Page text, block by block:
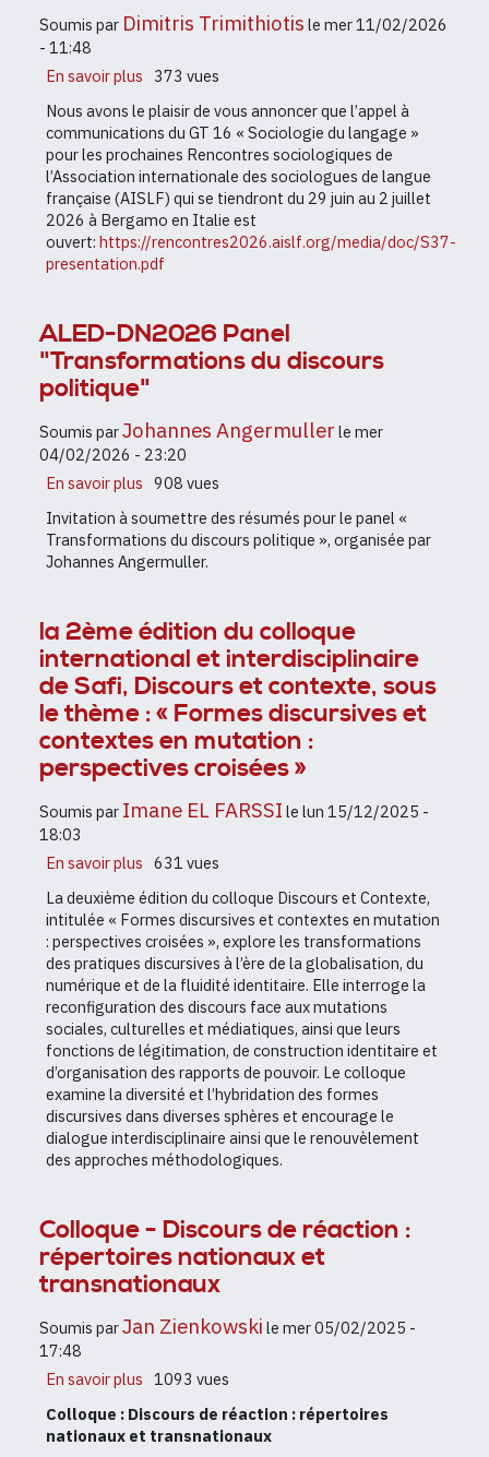
Soumis par Dimitris Trimithiotis le mer 11/02/2026
- 11:48
En savoir plus sur
du
langage
GT
16
–
Rencontres
sociologiques
de
Bergame
(29
juin-
juillet
2026)
373 vues
Nous avons le plaisir de vous annoncer que l’appel à
communications du GT 16 « Sociologie du langage »
pour les prochaines Rencontres sociologiques de
l’Association internationale des sociologues de langue
française (AISLF) qui se tiendront du 29 juin au 2 juillet
2026 à Bergamo en Italie est
ouvert: https://rencontres2026.aislf.org/media/doc/S37-
presentation.pdf
ALED-DN2026 Panel
"Transformations du discours
politique"
Soumis parJohannes Angermuller le mer
04/02/2026 - 23:20
En savoir plus sur
DN2026
Panel
"Transformations
politique"
908 vues
Invitation à soumettre des résumés pour le panel «
Transformations du discours politique », organisée par
Johannes Angermuller.
la 2ème édition du colloque
international et interdisciplinaire
de Safi, Discours et contexte, sous
le thème : « Formes discursives et
contextes en mutation :
perspectives croisées »
Soumis par Imane EL FARSSI le lun 15/12/2025 -
18:03
En savoir plus sur
2ème
édition
du
colloque
international
et
interdisciplinaire
de
Safi,
Discours
et
contexte,
sous
:
«
Formes
et
mutation
:
perspectives
631 vues
La deuxième édition du colloque Discours et Contexte,
intitulée « Formes discursives et contextes en mutation
: perspectives croisées », explore les transformations
des pratiques discursives à l’ère de la globalisation, du
numérique et de la fluidité identitaire. Elle interroge la
reconfiguration des discours face aux mutations
sociales, culturelles et médiatiques, ainsi que leurs
fonctions de légitimation, de construction identitaire et
d’organisation des rapports de pouvoir. Le colloque
examine la diversité et l’hybridation des formes
discursives dans diverses sphères et encourage le
dialogue interdisciplinaire ainsi que le renouvèlement
des approches méthodologiques.
Colloque - Discours de réaction :
répertoires nationaux et
transnationaux
Soumis parJan Zienkowski le mer 05/02/2025 -
17:48
En savoir plus sur
-
Discours
1093 vues
Colloque : Discours de réaction : répertoires
nationaux et transnationaux